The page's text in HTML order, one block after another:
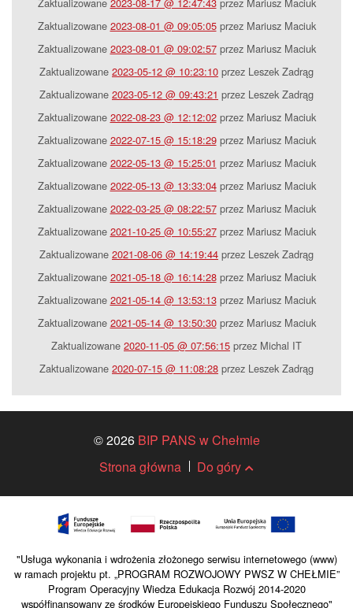
Zaktualizowane 2023-08-01 @ 09:05:05przez Mariusz Maciuk
Zaktualizowane 2023-08-01 @ 09:02:57przez Mariusz Maciuk
Zaktualizowane 2023-05-12 @ 10:23:10 przez Leszek Zadrąg
Zaktualizowane 2023-05-12 @ 09:43:21 przez Leszek Zadrąg
Zaktualizowane 2022-08-23 @ 12:12:02przez Mariusz Maciuk
Zaktualizowane 2022-07-15 @ 15:18:29przez Mariusz Maciuk
Zaktualizowane 2022-05-13 @ 15:25:01 przez Mariusz Maciuk
Zaktualizowane 2022-05-13 @ 13:33:04przez Mariusz Maciuk
Zaktualizowane 2022-03-25 @ 08:22:57przez Mariusz Maciuk
Zaktualizowane 2021-10-25 @ 10:55:27przez Mariusz Maciuk
Zaktualizowane 2021-08-06 @ 14:19:44 przez Leszek Zadrąg
Zaktualizowane 2021-05-18 @ 16:14:28przez Mariusz Maciuk
Zaktualizowane 2021-05-14 @ 13:53:13przez Mariusz Maciuk
Zaktualizowane 2021-05-14 @ 13:50:30przez Mariusz Maciuk
Zaktualizowane 2020-11-05 @ 07:56:15 przez Michal IT
Zaktualizowane 2020-07-15 @ 11:08:28 przez Leszek Zadrąg
© 2026 BIP PANS w Chełmie
Strona główna
Do góry
"Usługa wykonania i wdrożenia złożonego serwisu internetowego (www)
w ramach projektu pt. „PROGRAM ROZWOJOWY PWSZ W CHEŁMIE”
Program Operacyjny Wiedza Edukacja Rozwój 2014-2020
współfinansowany ze środków Europejskiego Funduszu Społecznego"